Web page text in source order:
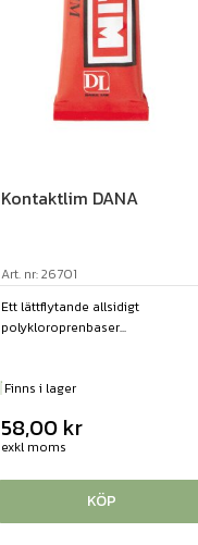
Kontaktlim DANA
Art. nr: 26701
Ett lättflytande allsidigt
polykloroprenbaser...
Finns i lager
58,00 kr
exkl moms
KÖP